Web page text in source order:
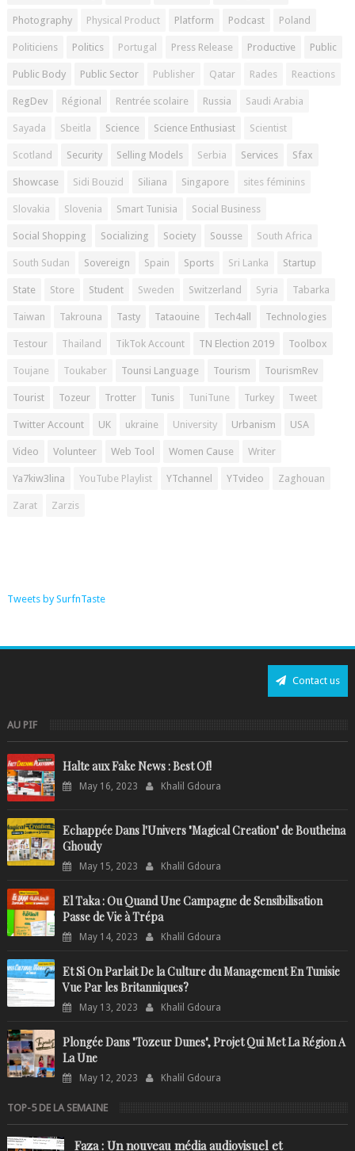
Photography Physical Product Platform Podcast Poland
Politiciens Politics Portugal Press Release Productive Public
Public Body Public Sector Publisher Qatar Rades Reactions
RegDev Régional Rentrée scolaire Russia Saudi Arabia
Sayada Sbeitla Science Science Enthusiast Scientist
Scotland Security Selling Models Serbia Services Sfax
Showcase Sidi Bouzid Siliana Singapore sites féminins
Slovakia Slovenia Smart Tunisia Social Business
Social Shopping Socializing Society Sousse South Africa
South Sudan Sovereign Spain Sports Sri Lanka Startup
State Store Student Sweden Switzerland Syria Tabarka
Taiwan Takrouna Tasty Tataouine Tech4all Technologies
Testour Thailand TikTok Account TN Election 2019 Toolbox
Toujane Toukaber Tounsi Language Tourism TourismRev
Tourist Tozeur Trotter Tunis TuniTune Turkey Tweet
Twitter Account UK ukraine University Urbanism USA
Video Volunteer Web Tool Women Cause Writer
Ya7kiw3lina YouTube Playlist YTchannel YTvideo Zaghouan
Zarat Zarzis
Tweets by SurfnTaste
Contact us
AU PIF
Halte aux Fake News : Best Of!
May 16, 2023 Khalil Gdoura
Echappée Dans l'Univers "Magical Creation" de Boutheina
Ghoudy
May 15, 2023 Khalil Gdoura
El Taka : Ou Quand Une Campagne de Sensibilisation
Passe de Vie à Trépa
May 14, 2023 Khalil Gdoura
Et Si On Parlait De la Culture du Management En Tunisie
Vue Par les Britanniques?
May 13, 2023 Khalil Gdoura
Plongée Dans "Tozeur Dunes", Projet Qui Met La Région A
La Une
May 12, 2023 Khalil Gdoura
TOP-5 DE LA SEMAINE
Faza : Un nouveau média audiovisuel et